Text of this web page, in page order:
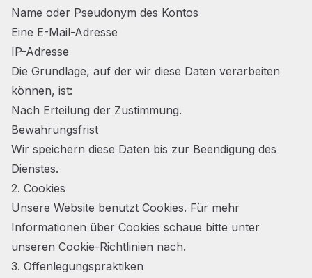
Name oder Pseudonym des Kontos
Eine E-Mail-Adresse
IP-Adresse
Die Grundlage, auf der wir diese Daten verarbeiten
können, ist:
Nach Erteilung der Zustimmung.
Bewahrungsfrist
Wir speichern diese Daten bis zur Beendigung des
Dienstes.
2. Cookies
Unsere Website benutzt Cookies. Für mehr
Informationen über Cookies schaue bitte unter
unseren Cookie-Richtlinien nach.
3. Offenlegungspraktiken